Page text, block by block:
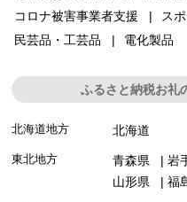
コロナ被害事業者支援
ス
民芸品・工芸品
電化製品
ふるさと納税お礼
北海道地方 北海道
東北地方 青森県 岩
山形県
福